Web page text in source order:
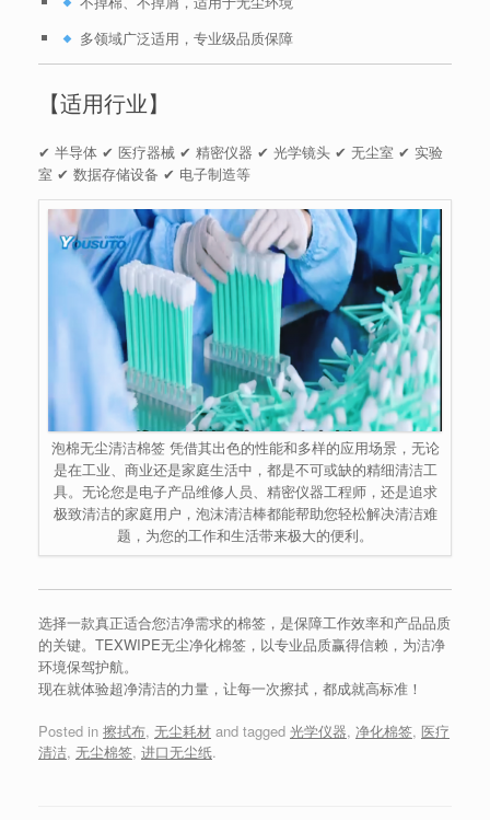
多领域广泛适用，专业级品质保障
【适用行业】
✔ 半导体 ✔ 医疗器械 ✔ 精密仪器 ✔ 光学镜头 ✔ 无尘室 ✔ 实验
室 ✔ 数据存储设备 ✔ 电子制造等
泡棉无尘清洁棉签 凭借其出色的性能和多样的应用场景，无论
是在工业、商业还是家庭生活中，都是不可或缺的精细清洁工
具。无论您是电子产品维修人员、精密仪器工程师，还是追求
极致清洁的家庭用户，泡沫清洁棒都能帮助您轻松解决清洁难
题，为您的工作和生活带来极大的便利。
选择一款真正适合您洁净需求的棉签，是保障工作效率和产品品质
的关键。TEXWIPE无尘净化棉签，以专业品质赢得信赖，为洁净
环境保驾护航。
现在就体验超净清洁的力量，让每一次擦拭，都成就高标准！
Posted in 擦拭布, 无尘耗材 and tagged 光学仪器, 净化棉签, 医疗
清洁, 无尘棉签, 进口无尘纸.